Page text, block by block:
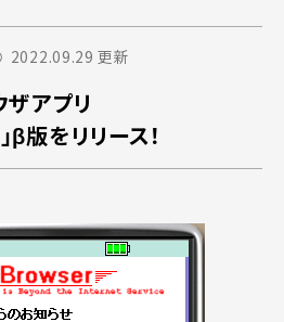
2022.09.29 更新
アプリ
版をリリース！